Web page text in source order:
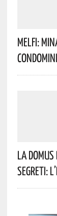
Melfi:
La
Segreti: